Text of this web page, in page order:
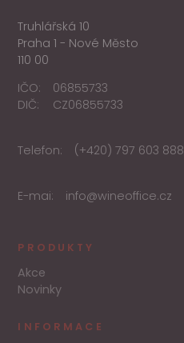
Truhlářská 10
Praha 1 - Nové Město
110 00
IČO:
06855733
DIČ:
CZ06855733
Telefon: (+420) 797 603 888
E-mai: info@wineoffice.cz
PRODUKTY
Akce
Novinky
INFORMACE